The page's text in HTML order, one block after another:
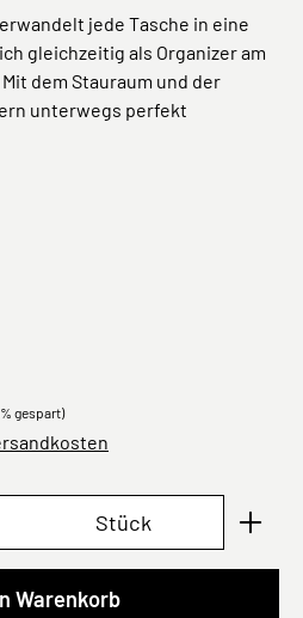
jede Tasche in eine
gleichzeitig als Organizer am
dem Stauraum und der
unterwegs perfekt
gespart)
den gewünschten
Stück
Warenkorb